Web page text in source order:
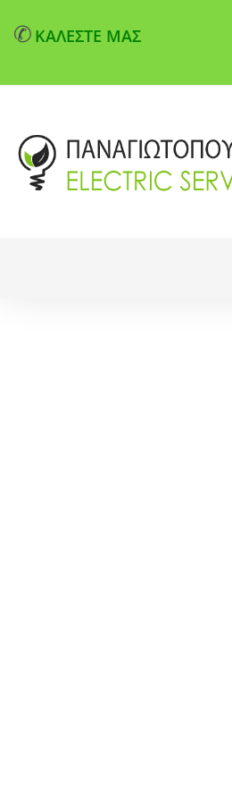
✆ ΚΑΛΕΣΤΕ ΜΑΣ